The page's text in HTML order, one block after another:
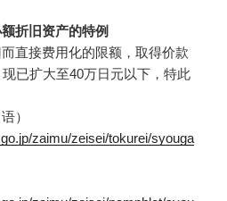
折旧资产的特例
直接费用化的限额，取得价款
已扩大至40万日元以下，特此
）
zaimu/zeisei/tokurei/syouga